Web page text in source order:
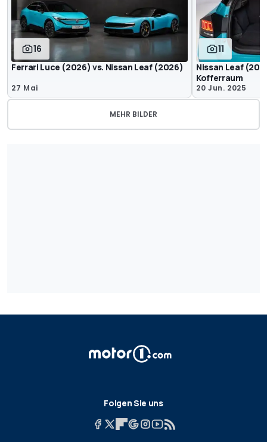
16
Ferrari Luce (2026) vs. Nissan Leaf (2026)
27 Mai
11
Nissan Leaf
Kofferraum
20 Jun. 2025
MEHR BILDER
Folgen Sie uns